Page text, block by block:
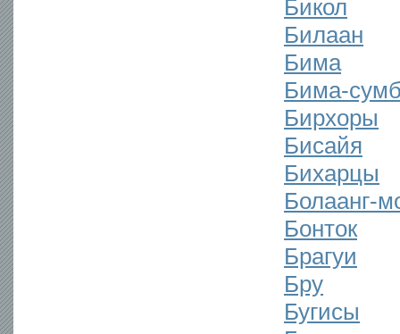
Бикол
Билаан
Бима
Бима-
Бирхоры
Бисайя
Бихарцы
Болаанг-
Бонток
Брагуи
Бру
Бугисы